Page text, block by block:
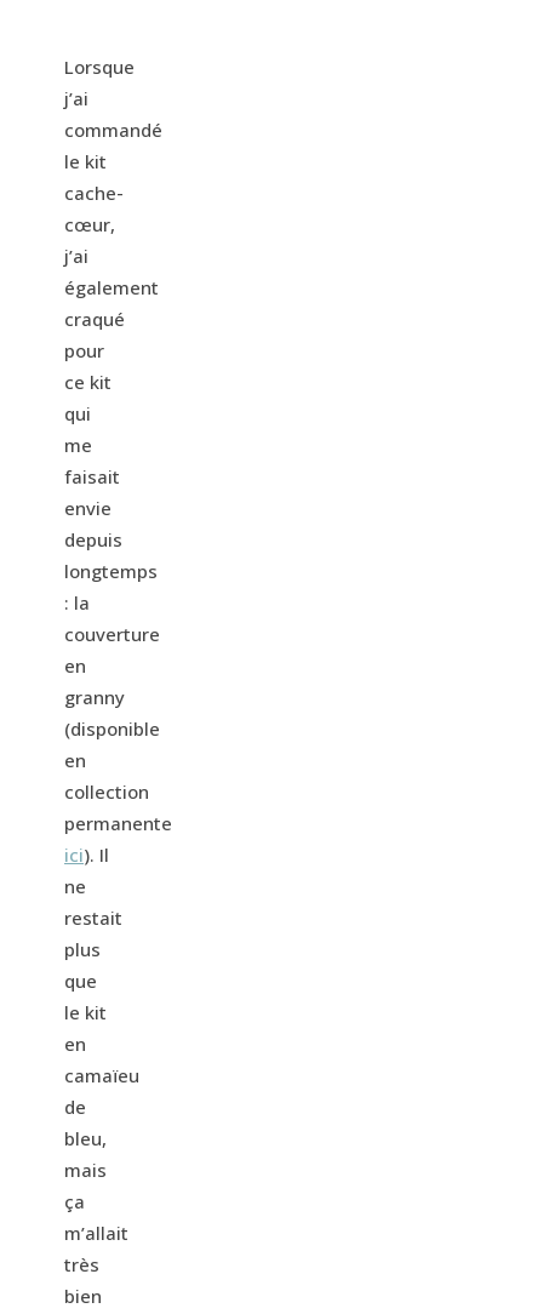
Lorsque
j’ai
commandé
le kit
cache-
cœur,
j’ai
également
craqué
pour
ce kit
qui
me
faisait
envie
depuis
longtemps
: la
couverture
en
granny
(disponible
en
collection
permanente
ici). Il
ne
restait
plus
que
le kit
en
camaïeu
de
bleu,
mais
ça
m’allait
très
bien